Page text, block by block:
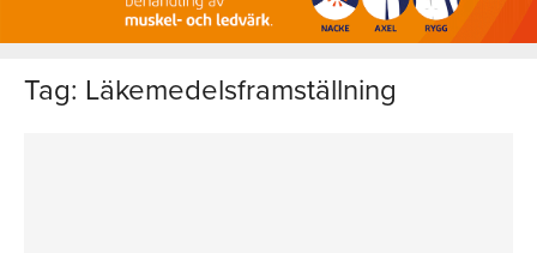
Tag: Läkemedelsframställning